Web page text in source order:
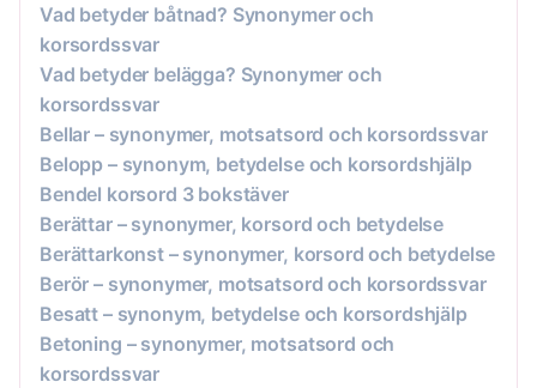
Vad betyder båtnad? Synonymer och
korsordssvar
Vad betyder belägga? Synonymer och
korsordssvar
Bellar – synonymer, motsatsord och korsordssvar
Belopp – synonym, betydelse och korsordshjälp
Bendel korsord 3 bokstäver
Berättar – synonymer, korsord och betydelse
Berättarkonst – synonymer, korsord och betydelse
Berör – synonymer, motsatsord och korsordssvar
Besatt – synonym, betydelse och korsordshjälp
Betoning – synonymer, motsatsord och
korsordssvar